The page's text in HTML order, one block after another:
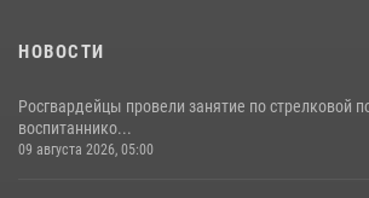
НОВОСТИ
Росгвардейцы провели занятие по стрелковой
воспитаннико...
09 августа 2026, 05:00